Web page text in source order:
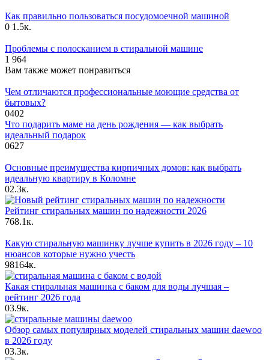
Как правильно пользоваться посудомоечной машиной
0 1.5к.
Проблемы с полосканием в стиральной машине
1 964
Вам также может понравиться
Чем отличаются профессиональные моющие средства от
бытовых?
0402
Что подарить маме на день рождения — как выбрать
идеальный подарок
0627
Основные преимущества кирпичных домов: как выбрать
идеальную квартиру в Коломне
02.3к.
Рейтинг стиральных машин по надежности 2026
768.1к.
Какую стиральную машинку лучше купить в 2026 году – 10
нюансов которые нужно учесть
98164к.
Какая стиральная машинка с баком для воды лучшая –
рейтинг 2026 года
03.9к.
Обзор самых популярных моделей стиральных машин daewoo
в 2026 году
03.3к.